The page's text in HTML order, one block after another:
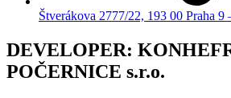
Štverákova 2777/22, 193 00 Praha 9
DEVELOPER:
POČERNICE s.r.o.